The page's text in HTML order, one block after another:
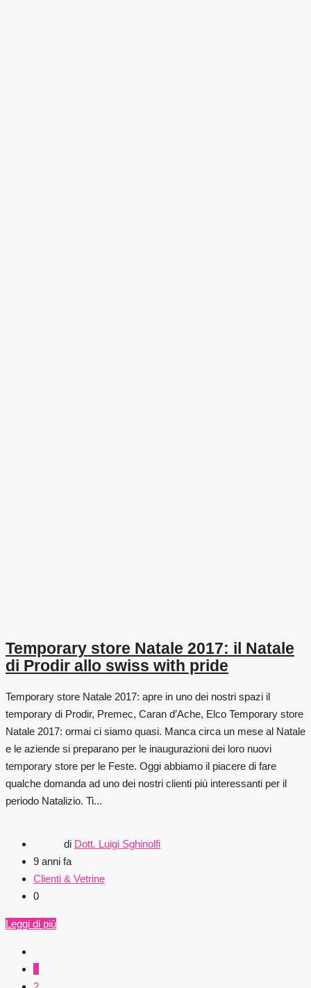
Temporary store Natale 2017: il Natale
di Prodir allo swiss with pride
Temporary store Natale 2017: apre in uno dei nostri spazi il
temporary di Prodir, Premec, Caran d’Ache, Elco Temporary store
Natale 2017: ormai ci siamo quasi. Manca circa un mese al Natale
e le aziende si preparano per le inaugurazioni dei loro nuovi
temporary store per le Feste. Oggi abbiamo il piacere di fare
qualche domanda ad uno dei nostri clienti più interessanti per il
periodo Natalizio. Ti...
di Dott. Luigi Sghinolfi
9 anni fa
Clienti & Vetrine
0
Leggi di più